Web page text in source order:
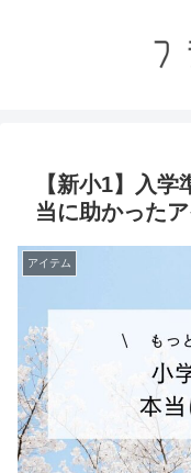
【新小1】入
当に助かった
アイテム